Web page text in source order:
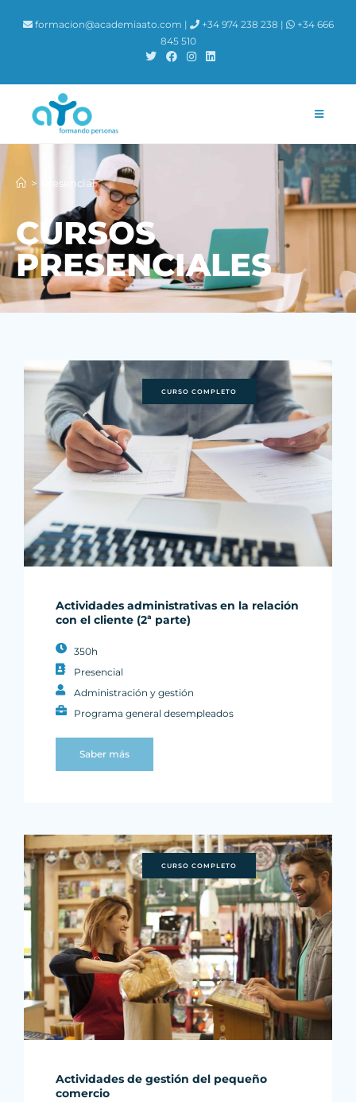
formacion@academiaato.com | +34 974 238 238 |
+34 666
845 510
> Presencial
CURSOS
PRESENCIALES
CURSO COMPLETO
Actividades administrativas en la relación
con el cliente (2ª parte)
350h
Presencial
Administración y gestión
Programa general desempleados
Saber más
CURSO COMPLETO
Actividades de gestión del pequeño
comercio